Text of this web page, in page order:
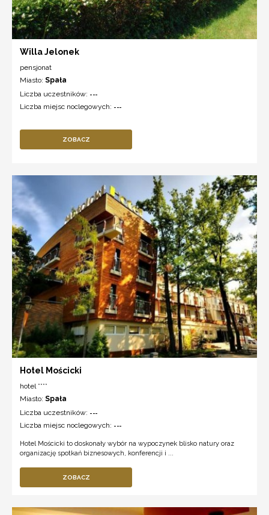
Willa Jelonek
pensjonat
Miasto: Spała
Liczba uczestników: ---
Liczba miejsc noclegowych: ---
ZOBACZ
Hotel Mościcki
hotel ****
Miasto: Spała
Liczba uczestników: ---
Liczba miejsc noclegowych: ---
Hotel Mościcki to doskonały wybór na wypoczynek blisko natury oraz
organizację spotkań biznesowych, konferencji i ...
ZOBACZ